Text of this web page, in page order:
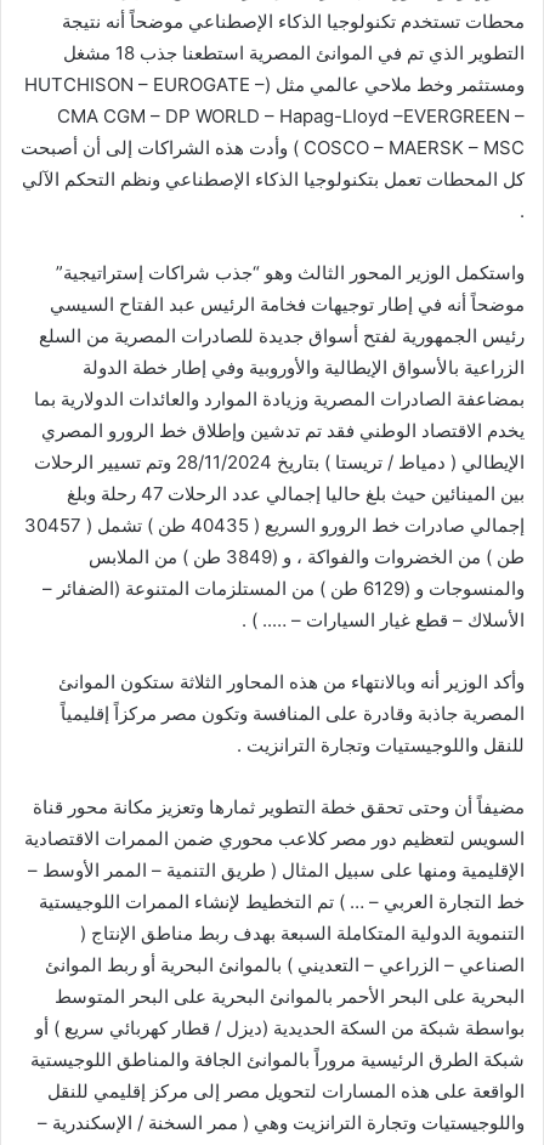
محطات تستخدم تكنولوجيا الذكاء الإصطناعي موضحاً أنه نتيجة
التطوير الذي تم في الموانئ المصرية استطعنا جذب 18 مشغل
ومستثمر وخط ملاحي عالمي مثل (HUTCHISON – EUROGATE –
CMA CGM – DP WORLD – Hapag-LIoyd –EVERGREEN –
COSCO – MAERSK – MSC ) وأدت هذه الشراكات إلى أن أصبحت
كل المحطات تعمل بتكنولوجيا الذكاء الإصطناعي ونظم التحكم الآلي
.
واستكمل الوزير المحور الثالث وهو “جذب شراكات إستراتيجية”
موضحاً أنه في إطار توجيهات فخامة الرئيس عبد الفتاح السيسي
رئيس الجمهورية لفتح أسواق جديدة للصادرات المصرية من السلع
الزراعية بالأسواق الإيطالية والأوروبية وفي إطار خطة الدولة
بمضاعفة الصادرات المصرية وزيادة الموارد والعائدات الدولارية بما
يخدم الاقتصاد الوطني فقد تم تدشين وإطلاق خط الرورو المصري
الإيطالي ( دمياط / تريستا ) بتاريخ 28/11/2024 وتم تسيير الرحلات
بين المينائين حيث بلغ حاليا إجمالي عدد الرحلات 47 رحلة وبلغ
إجمالي صادرات خط الرورو السريع ( 40435 طن ) تشمل ( 30457
طن ) من الخضروات والفواكة ، و (3849 طن ) من الملابس
والمنسوجات و (6129 طن ) من المستلزمات المتنوعة (الضفائر –
الأسلاك – قطع غيار السيارات – ….. ) .
وأكد الوزير أنه وبالانتهاء من هذه المحاور الثلاثة ستكون الموانئ
المصرية جاذبة وقادرة على المنافسة وتكون مصر مركزاً إقليمياً
للنقل واللوجيستيات وتجارة الترانزيت .
مضيفاً أن وحتى تحقق خطة التطوير ثمارها وتعزيز مكانة محور قناة
السويس لتعظيم دور مصر كلاعب محوري ضمن الممرات الاقتصادية
الإقليمية ومنها على سبيل المثال ( طريق التنمية – الممر الأوسط –
خط التجارة العربي – … ) تم التخطيط لإنشاء الممرات اللوجيستية
التنموية الدولية المتكاملة السبعة بهدف ربط مناطق الإنتاج (
الصناعي – الزراعي – التعديني ) بالموانئ البحرية أو ربط الموانئ
البحرية على البحر الأحمر بالموانئ البحرية على البحر المتوسط
بواسطة شبكة من السكة الحديدية (ديزل / قطار كهربائي سريع ) أو
شبكة الطرق الرئيسية مروراً بالموانئ الجافة والمناطق اللوجيستية
الواقعة على هذه المسارات لتحويل مصر إلى مركز إقليمي للنقل
واللوجيستيات وتجارة الترانزيت وهي ( ممر السخنة / الإسكندرية –